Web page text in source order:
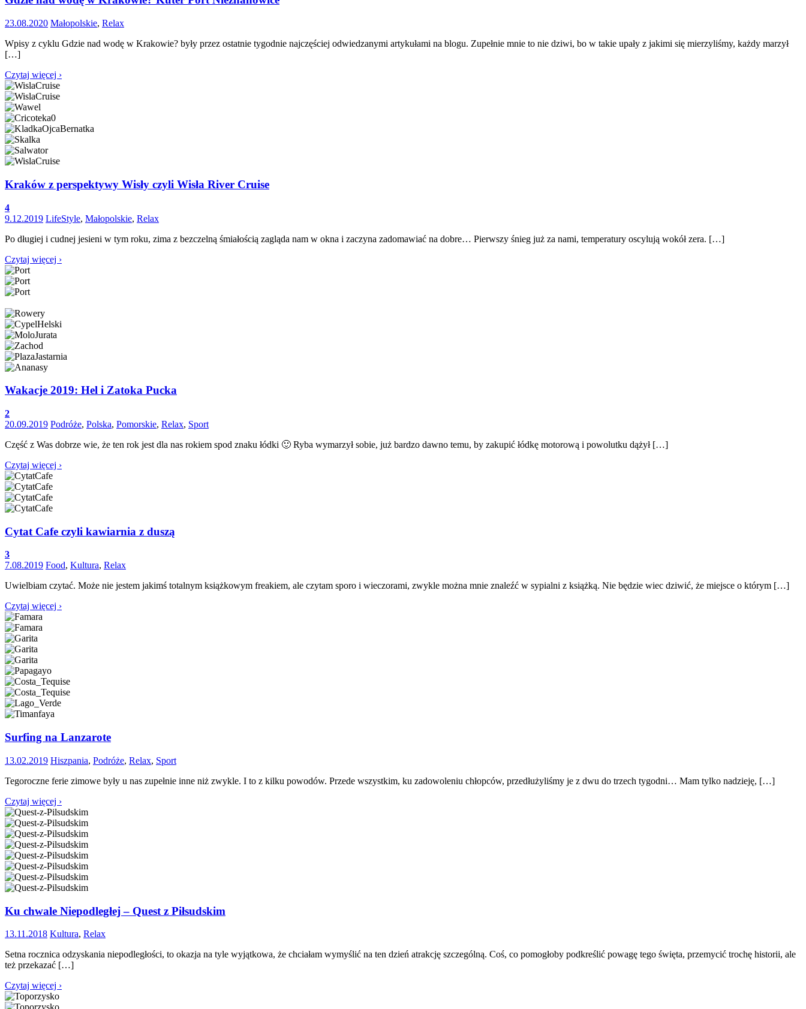
23.08.2020 Małopolskie, Relax
Wpisy z cyklu Gdzie nad wodę w Krakowie? były przez ostatnie tygodnie najczęściej odwiedzanymi artykułami na blogu. Zupełnie mnie to nie dziwi, bo w takie upały z jakimi się mierzyliśmy, każdy marzył
[…]
Czytaj więcej ›
Kraków z perspektywy Wisły czyli Wisła River Cruise
4
9.12.2019 LifeStyle, Małopolskie, Relax
Po długiej i cudnej jesieni w tym roku, zima z bezczelną śmiałością zagląda nam w okna i zaczyna zadomawiać na dobre… Pierwszy śnieg już za nami, temperatury oscylują wokół zera. […]
Czytaj więcej ›
Wakacje 2019: Hel i Zatoka Pucka
2
20.09.2019 Podróże, Polska, Pomorskie, Relax, Sport
Część z Was dobrze wie, że ten rok jest dla nas rokiem spod znaku łódki 🙂 Ryba wymarzył sobie, już bardzo dawno temu, by zakupić łódkę motorową i powolutku dążył […]
Czytaj więcej ›
Cytat Cafe czyli kawiarnia z duszą
3
7.08.2019 Food, Kultura, Relax
Uwielbiam czytać. Może nie jestem jakimś totalnym książkowym freakiem, ale czytam sporo i wieczorami, zwykle można mnie znaleźć w sypialni z książką. Nie będzie wiec dziwić, że miejsce o którym […]
Czytaj więcej ›
Surfing na Lanzarote
13.02.2019 Hiszpania, Podróże, Relax, Sport
Tegoroczne ferie zimowe były u nas zupełnie inne niż zwykle. I to z kilku powodów. Przede wszystkim, ku zadowoleniu chłopców, przedłużyliśmy je z dwu do trzech tygodni… Mam tylko nadzieję, […]
Czytaj więcej ›
Ku chwale Niepodległej – Quest z Piłsudskim
13.11.2018 Kultura, Relax
Setna rocznica odzyskania niepodległości, to okazja na tyle wyjątkowa, że chciałam wymyślić na ten dzień atrakcję szczególną. Coś, co pomogłoby podkreślić powagę tego święta, przemycić trochę historii, ale
też przekazać […]
Czytaj więcej ›